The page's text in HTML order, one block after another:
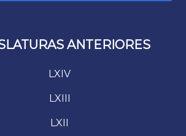
ANTERIORES
LXIV
LXIII
LXII